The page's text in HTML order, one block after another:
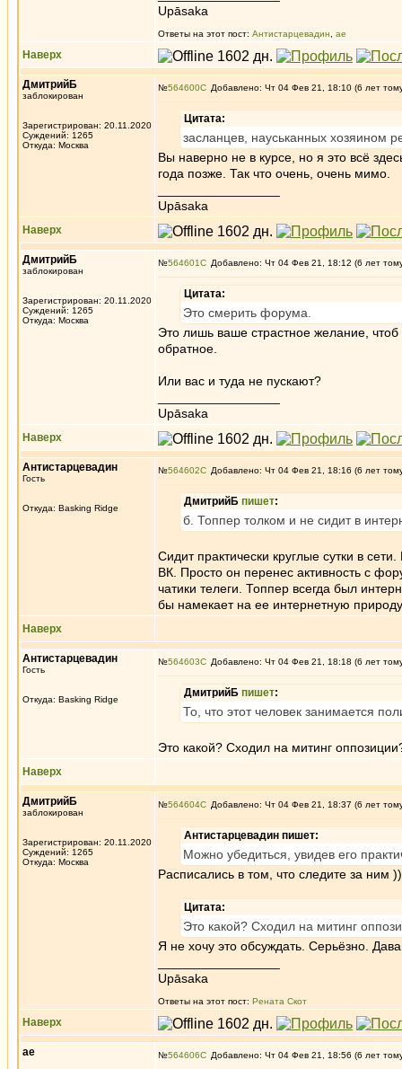
Upāsaka
Ответы на этот пост: Антистарцевадин ae
Наверх
ДмитрийБ
заблокирован
Зарегистрирован: 20.11.2020
Суждений: 1265
Откуда: Москва
№564600 Добавлено: Чт 04 Фев 21, 18:10 (6 лет
Цитата:
засланцев, науськанных хозяином
Вы наверно не в курсе, но я это всё
года позже. Так что очень, очень мимо.
Upāsaka
Наверх
ДмитрийБ
заблокирован
Зарегистрирован: 20.11.2020
Суждений: 1265
Откуда: Москва
№564601 Добавлено: Чт 04 Фев 21, 18:12 (6 лет
Цитата:
Это смерить форума.
Это лишь ваше страстное желание, чтоб
обратное.
Или вас и туда не пускают?
Upāsaka
Наверх
Антистарцевадин
Гость
Откуда: Basking Ridge
№564602 Добавлено: Чт 04 Фев 21, 18:16 (6 лет
ДмитрийБ пишет:
б. Топпер толком и не сидит в
Сидит практически круглые сутки в
ВК. Просто он перенес активность с
чатики телеги. Топпер всегда был
бы намекает на ее интернетную
Наверх
Антистарцевадин
Гость
Откуда: Basking Ridge
№564603 Добавлено: Чт 04 Фев 21, 18:18 (6 лет
ДмитрийБ пишет:
То, что этот человек занимается
Это какой? Сходил на митинг
Наверх
ДмитрийБ
заблокирован
Зарегистрирован: 20.11.2020
Суждений: 1265
Откуда: Москва
№564604 Добавлено: Чт 04 Фев 21, 18:37 (6 лет
Антистарцевадин пишет:
Можно убедиться, увидев его
Расписались в том, что следите за ним ))
Цитата:
Это какой? Сходил на митинг
Я не хочу это обсуждать. Серьёзно.
Upāsaka
Ответы на этот пост: Рената Скот
Наверх
ae №564606 Добавлено: Чт 04 Фев 21, 18:56 (6 лет